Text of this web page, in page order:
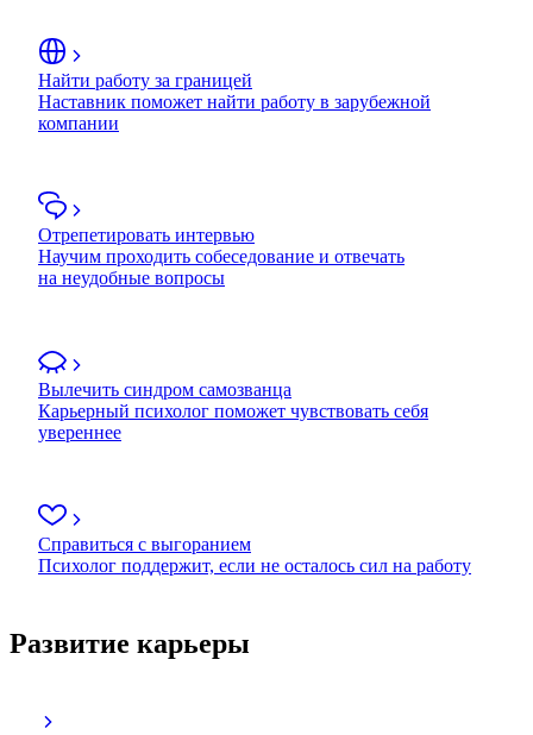
Найти работу за границей
Наставник поможет найти работу в зарубежной
компании
Отрепетировать интервью
Научим проходить собеседование и отвечать
на неудобные вопросы
Вылечить синдром самозванца
Карьерный психолог поможет чувствовать себя
увереннее
Справиться с выгоранием
Психолог поддержит, если не осталось сил на работу
Развитие карьеры